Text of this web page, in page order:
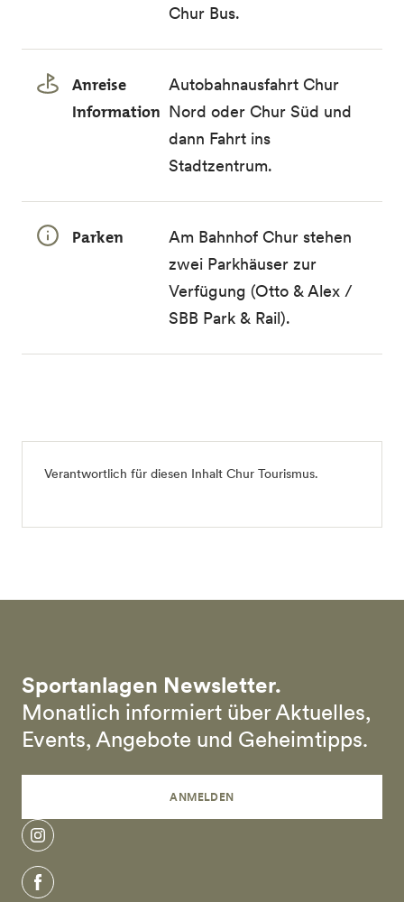
Chur Bus.
Anreise
Information
Autobahnausfahrt Chur
Nord oder Chur Süd und
dann Fahrt ins
Stadtzentrum.
Parken
Am Bahnhof Chur stehen
zwei Parkhäuser zur
Verfügung (Otto & Alex /
SBB Park & Rail).
Verantwortlich für diesen Inhalt Chur Tourismus.
Sportanlagen Newsletter.
Monatlich informiert über Aktuelles,
Events, Angebote und Geheimtipps.
ANMELDEN
instagram
facebook